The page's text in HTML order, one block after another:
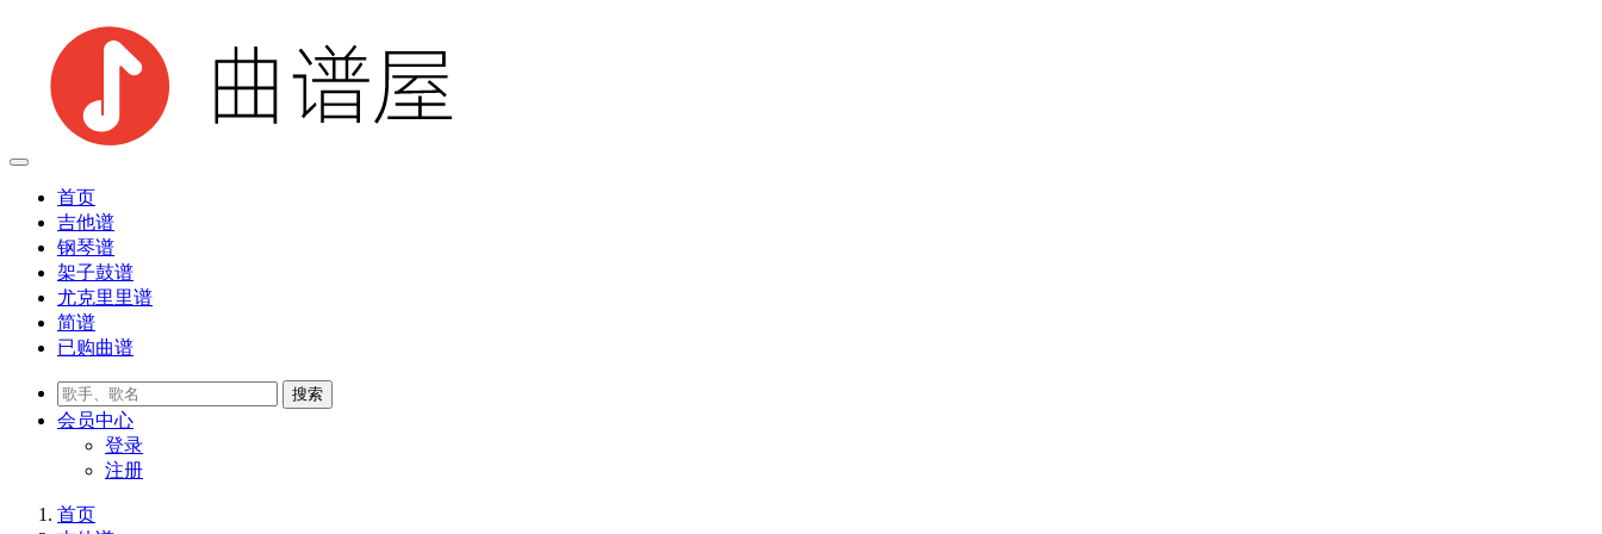
首页
吉他谱
钢琴谱
架子鼓谱
尤克里里谱
简谱
已购曲谱
会员中心
登录
注册
首页